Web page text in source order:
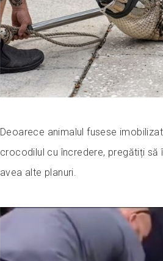
Deoarece animalul fusese
crocodilul cu încredere, pregătiți să
avea alte planuri.